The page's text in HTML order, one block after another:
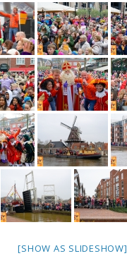
[SHOW AS SLIDESHOW]